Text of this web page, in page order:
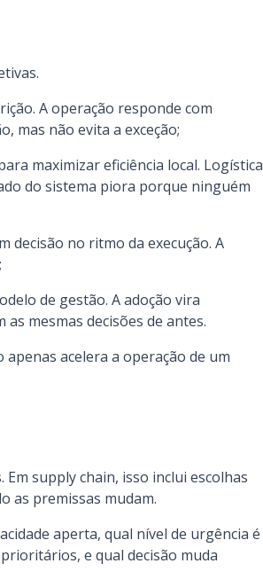
A operação responde com
mas não evita a exceção;
maximizar eficiência local. Logística
do sistema piora porque ninguém
decisão no ritmo da execução. A
de gestão. A adoção vira
mesmas decisões de antes.
acelera a operação de um
supply chain, isso inclui escolhas
as premissas mudam.
aperta, qual nível de urgência é
e qual decisão muda